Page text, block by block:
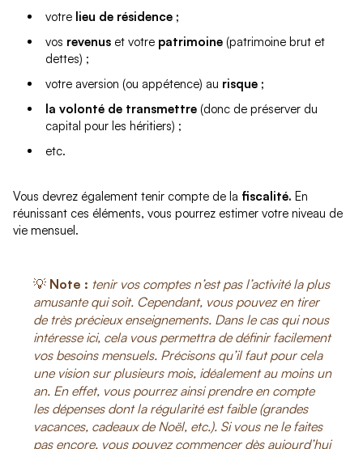
votre lieu de résidence ;
vos revenus et votre patrimoine (patrimoine brut et
dettes) ;
votre aversion (ou appétence) au risque ;
la volonté de transmettre (donc de préserver du
capital pour les héritiers) ;
etc.
Vous devrez également tenir compte de la fiscalité. En
réunissant ces éléments, vous pourrez estimer votre niveau de
vie mensuel.
💡 Note : tenir vos comptes n’est pas l’activité la plus
amusante qui soit. Cependant, vous pouvez en tirer
de très précieux enseignements. Dans le cas qui nous
intéresse ici, cela vous permettra de définir facilement
vos besoins mensuels. Précisons qu’il faut pour cela
une vision sur plusieurs mois, idéalement au moins un
an. En effet, vous pourrez ainsi prendre en compte
les dépenses dont la régularité est faible (grandes
vacances, cadeaux de Noël, etc.). Si vous ne le faites
pas encore, vous pouvez commencer dès aujourd’hui